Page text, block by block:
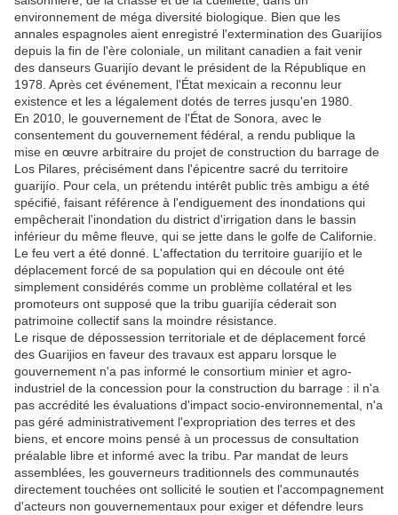
environnement de méga diversité biologique. Bien que les
annales espagnoles aient enregistré l'extermination des Guarijíos
depuis la fin de l'ère coloniale, un militant canadien a fait venir
des danseurs Guarijío devant le président de la République en
1978. Après cet événement, l'État mexicain a reconnu leur
existence et les a légalement dotés de terres jusqu'en 1980.
En 2010, le gouvernement de l'État de Sonora, avec le
consentement du gouvernement fédéral, a rendu publique la
mise en œuvre arbitraire du projet de construction du barrage de
Los Pilares, précisément dans l'épicentre sacré du territoire
guarijío. Pour cela, un prétendu intérêt public très ambigu a été
spécifié, faisant référence à l'endiguement des inondations qui
empêcherait l'inondation du district d'irrigation dans le bassin
inférieur du même fleuve, qui se jette dans le golfe de Californie.
Le feu vert a été donné. L'affectation du territoire guarijío et le
déplacement forcé de sa population qui en découle ont été
simplement considérés comme un problème collatéral et les
promoteurs ont supposé que la tribu guarijía céderait son
patrimoine collectif sans la moindre résistance.
Le risque de dépossession territoriale et de déplacement forcé
des Guarijios en faveur des travaux est apparu lorsque le
gouvernement n'a pas informé le consortium minier et agro-
industriel de la concession pour la construction du barrage : il n'a
pas accrédité les évaluations d'impact socio-environnemental, n'a
pas géré administrativement l'expropriation des terres et des
biens, et encore moins pensé à un processus de consultation
préalable libre et informé avec la tribu. Par mandat de leurs
assemblées, les gouverneurs traditionnels des communautés
directement touchées ont sollicité le soutien et l'accompagnement
d'acteurs non gouvernementaux pour exiger et défendre leurs